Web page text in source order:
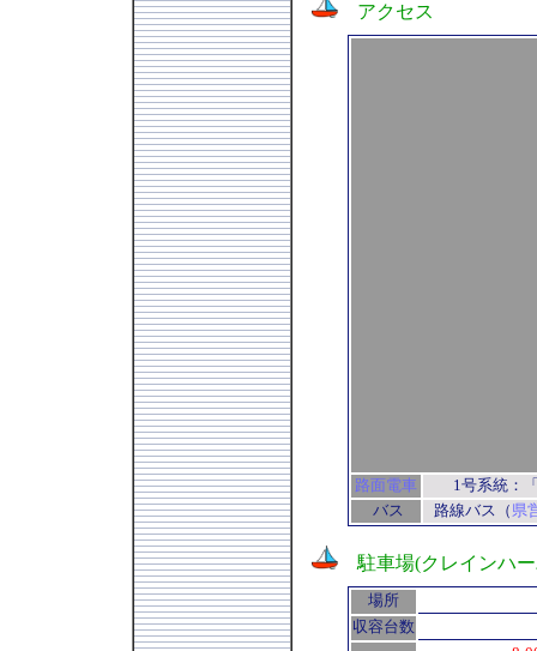
アクセス
路面電車
1号系統：
バス
路線バス（ 県
駐車場(クレインハ
場所
収容台数